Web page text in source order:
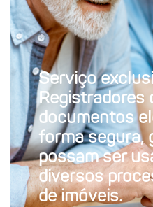
Serviço
Registradores
documentos
forma segura,
possam ser
diversos
de imóveis.